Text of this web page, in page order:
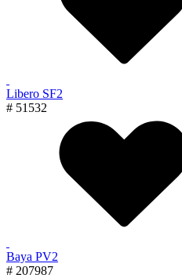
Libero SF2
# 51532
Baya PV2
# 207987